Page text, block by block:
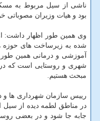
ناشی از سیل مربوط به
بود و هیات وزیران مصوباتی
وی همین طور اظهار داشت:
شده به زیرساخت های حوزه
آموزشی و درمانی همین
شهری و روستایی است كه در
مبحث هستیم.
رییس سازمان شهرداری ها و
در مناطق لطمه دیده از سیل
جابه جا شود و در بعضی